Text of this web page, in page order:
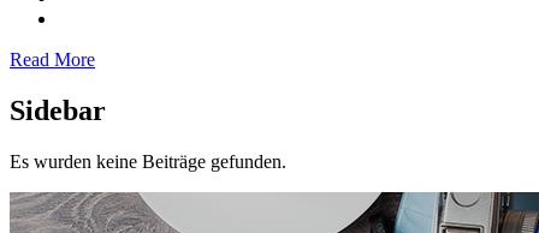
Read More
Sidebar
Es wurden keine Beiträge gefunden.